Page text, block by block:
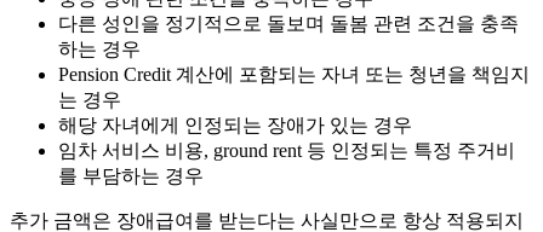
다른 성인을 정기적으로 돌보며 돌봄 관련 조건을 충족
하는 경우
Pension Credit 계산에 포함되는 자녀 또는 청년을 책임지
는 경우
해당 자녀에게 인정되는 장애가 있는 경우
임차 서비스 비용, ground rent 등 인정되는 특정 주거비
를 부담하는 경우
추가 금액은 장애급여를 받는다는 사실만으로 항상 적용되지